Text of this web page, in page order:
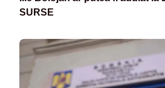
SURSE